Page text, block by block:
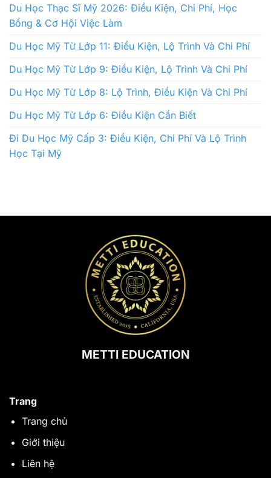
Du Học Thạc Sĩ Mỹ 2026: Điều Kiện, Chi Phí, Học
Bổng & Cơ Hội Việc Làm
Du Học Mỹ Từ Lớp 11: Điều Kiện, Lộ Trình Và Chi Phí
Du Học Mỹ Từ Lớp 9: Điều Kiện, Lộ Trình Và Chi Phí
Du Học Mỹ Từ Lớp 8: Lộ Trình, Điều Kiện Và Chi Phí
Du Học Mỹ Từ Lớp 6: Điều Kiện Cần Biết
Đi Du Học Mỹ Cấp 3: Điều Kiện, Chi Phí Và Lộ Trình
Học Tại Mỹ
METTI EDUCATION
Trang
Trang chủ
Giới thiệu
Liên hệ